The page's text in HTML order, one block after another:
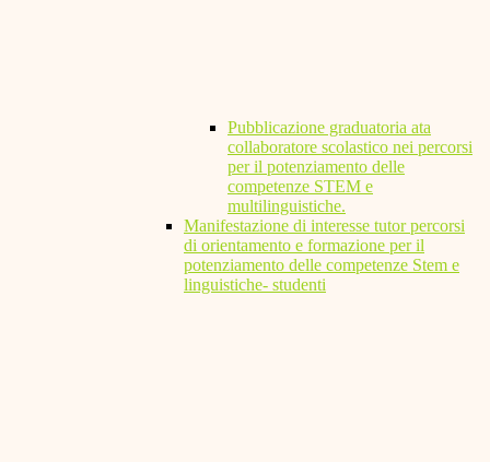
Pubblicazione graduatoria ata
collaboratore scolastico nei percorsi
per il potenziamento delle
competenze STEM e
multilinguistiche.
Manifestazione di interesse tutor percorsi
di orientamento e formazione per il
potenziamento delle competenze Stem e
linguistiche- studenti